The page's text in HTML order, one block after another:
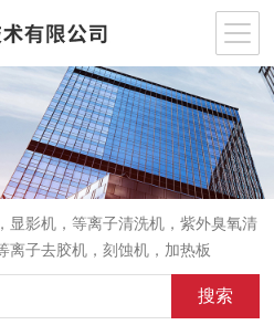
显影机，等离子清洗机，紫外臭氧清
离子去胶机，刻蚀机，加热板